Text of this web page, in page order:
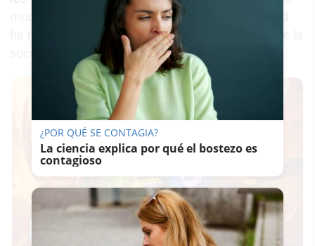
muchos aficionados, sino porque su popularidad
ha rebasado a ese público y llega a gran parte de la
¿POR QUÉ SE CONTAGIA?
La ciencia explica por qué el bostezo es
contagioso